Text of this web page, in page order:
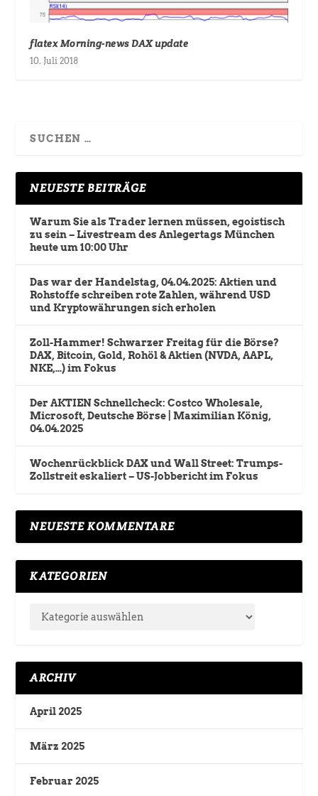
flatex Morning-news DAX update
10. Juli 2018
NEUESTE BEITRÄGE
Warum Sie als Trader lernen müssen, egoistisch
zu sein – Livestream des Anlegertags München
heute um 10:00 Uhr
Das war der Handelstag, 04.04.2025: Aktien und
Rohstoffe schreiben rote Zahlen, während USD
und Kryptowährungen sich erholen
Zoll-Hammer! Schwarzer Freitag für die Börse?
DAX, Bitcoin, Gold, Rohöl & Aktien (NVDA, AAPL,
NKE,…) im Fokus
Der AKTIEN Schnellcheck: Costco Wholesale,
Microsoft, Deutsche Börse | Maximilian König,
04.04.2025
Wochenrückblick DAX und Wall Street: Trumps-
Zollstreit eskaliert – US-Jobbericht im Fokus
NEUESTE KOMMENTARE
KATEGORIEN
ARCHIV
April 2025
März 2025
Februar 2025